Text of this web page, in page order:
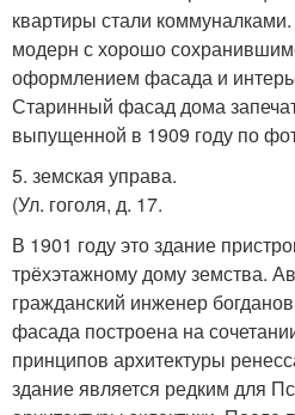
квартиры стали
модерн с хорошо
оформлением фасада и
Старинный фасад дома
выпущенной в 1909 году по
5. земская управа.
(Ул. гоголя, д. 17.
В 1901 году это здание
трёхэтажному дому земства.
гражданский инженер
фасада построена на
принципов архитектуры
здание является редким для